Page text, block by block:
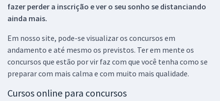
fazer perder a inscrição e ver o seu sonho se distanciando
ainda mais.
Em nosso site, pode-se visualizar os concursos em
andamento e até mesmo os previstos. Ter em mente os
concursos que estão por vir faz com que você tenha como se
preparar com mais calma e com muito mais qualidade.
Cursos online para concursos